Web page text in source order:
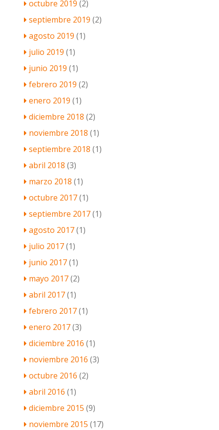
octubre 2019 (2)
septiembre 2019 (2)
agosto 2019 (1)
julio 2019 (1)
junio 2019 (1)
febrero 2019 (2)
enero 2019 (1)
diciembre 2018 (2)
noviembre 2018 (1)
septiembre 2018 (1)
abril 2018 (3)
marzo 2018 (1)
octubre 2017(1)
septiembre 2017(1)
agosto 2017(1)
julio 2017(1)
junio 2017(1)
mayo 2017(2)
abril 2017(1)
febrero 2017(1)
enero 2017(3)
diciembre 2016 (1)
noviembre 2016 (3)
octubre 2016 (2)
abril 2016 (1)
diciembre 2015 (9)
noviembre 2015 (17)